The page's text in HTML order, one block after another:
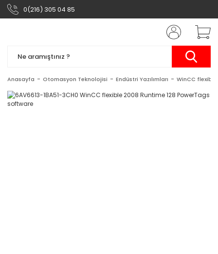
0(216) 305 04 85
Anasayfa Otomasyon Teknolojisi Endüstri Yazılımları WinCC flexible